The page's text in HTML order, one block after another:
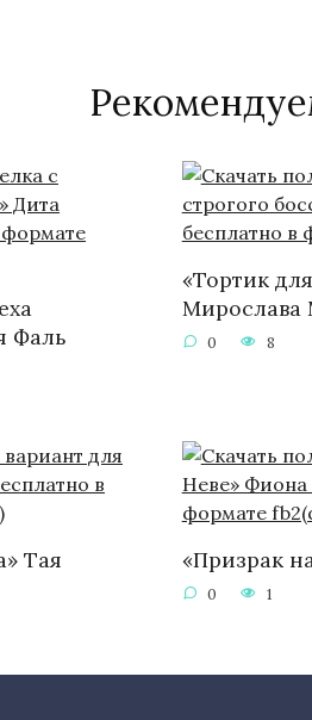
Фаль
«Тортик
Мирослава
0 8
Тая
«Призрак
0 1